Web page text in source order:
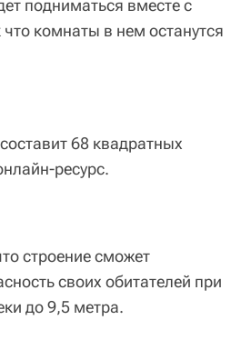
подниматься вместе с
комнаты в нем останутся
68 квадратных
ресурс.
строение сможет
своих обитателей при
до 9,5 метра.